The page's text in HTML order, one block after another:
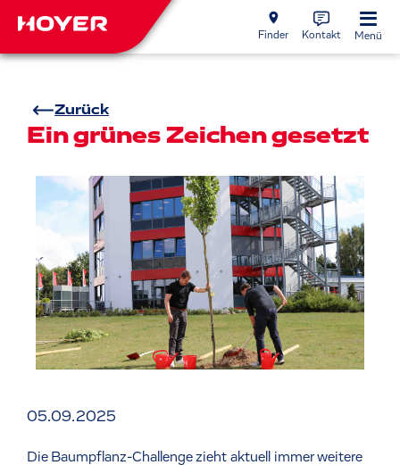
Finder Kontakt Menü
Zurück
Ein grünes Zeichen gesetzt
05.09.2025
Die Baumpflanz-Challenge zieht aktuell immer weitere